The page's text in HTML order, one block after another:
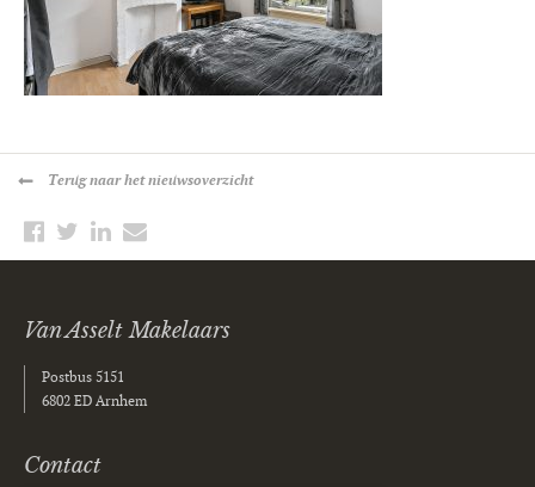
Terugnaar het nieuwsoverzicht
Van Asselt Makelaars
Postbus 5151
6802 ED Arnhem
Contact